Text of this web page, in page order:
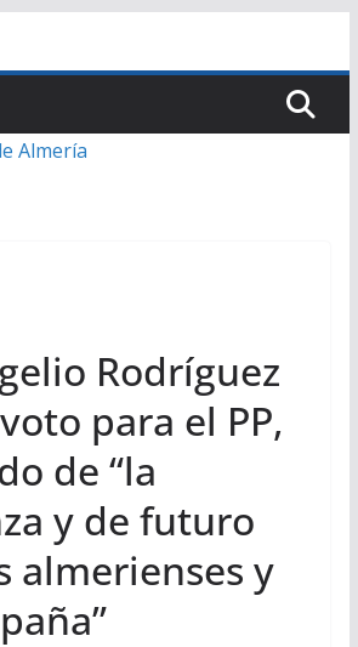
Rodríguez
para el PP,
de “la
y de futuro
almerienses y